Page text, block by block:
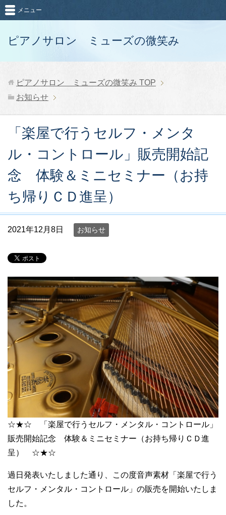
ピアノサロン ミューズの微笑み
メニュー
ピアノサロン ミューズの微笑み TOP
お知らせ
「楽屋で行うセルフ・メンタ
ル・コントロール」販売開始記
念 体験＆ミニセミナー（お持
ち帰りＣＤ進呈）
2021年12月8日 お知らせ
☆★☆ 「楽屋で行うセルフ・メンタル・コントロール」
販売開始記念 体験＆ミニセミナー（お持ち帰りＣＤ進
呈） ☆★☆
過日発表いたしました通り、この度音声素材「楽屋で行う
セルフ・メンタル・コントロール」の販売を開始いたしま
した。